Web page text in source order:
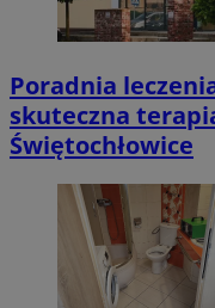
Poradnia
skuteczna
Świętochłowice